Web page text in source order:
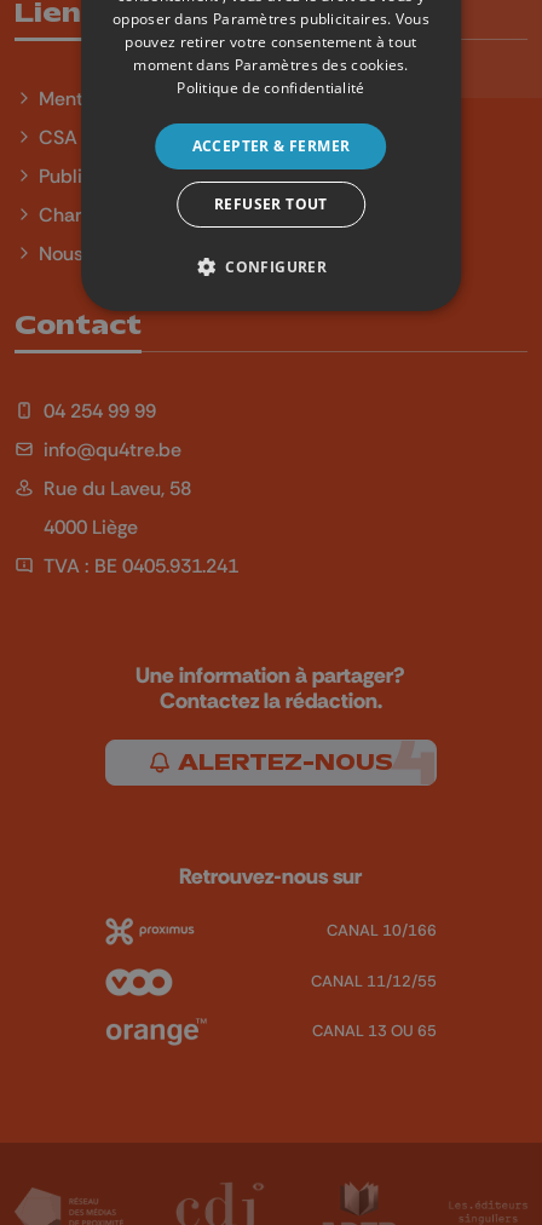
Liens utiles
Mentions légales
CSA
Publicité
Charte sur l'égalité et la diversité
Nous contacter
Contact
04 254 99 99
info@qu4tre.be
Rue du Laveu, 58
4000 Liège
TVA : BE 0405.931.241
Une information à partager?
Contactez la rédaction.
ALERTEZ-NOUS
Retrouvez-nous sur
CANAL 10/166
CANAL 11/12/55
CANAL 13 OU 65
opposer dans Paramètres publicitaires. Vous
pouvez retirer votre consentement à tout
moment dans Paramètres des cookies.
Politique de confidentialité
ACCEPTER & FERMER
REFUSER TOUT
CONFIGURER